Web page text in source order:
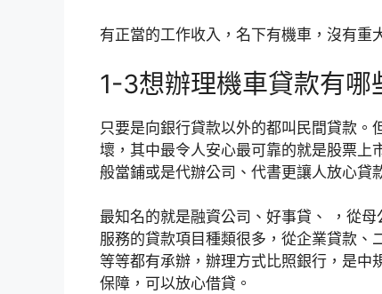
有正當的工作收入，名下有機車，沒有重
1-3想辦理機車貸款有哪
只要是向銀行貸款以外的都叫民間貸款
壞，其中最令人安心最可靠的就是股票上
般當鋪或是代辦公司、代書更讓人放心貸
最知名的就是融資公司、好事貸、 ，從
服務的貸款項目種類很多，從企業貸款
等等都有承辦，辦理方式比照銀行，是中
保障，可以放心借貸。